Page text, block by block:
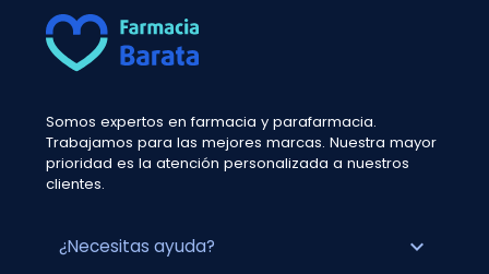
Somos expertos en farmacia y parafarmacia.
Trabajamos para las mejores marcas. Nuestra mayor
prioridad es la atención personalizada a nuestros
clientes.
¿Necesitas ayuda? expand_more